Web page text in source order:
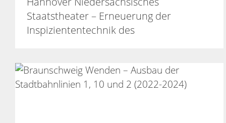
Staatstheater – Erneuerung der
Inspiziententechnik des